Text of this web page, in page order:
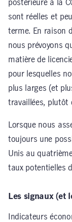
postérieure à la
sont réelles et
terme. En raison
nous prévoyons
matière de
pour lesquelles
plus larges (et
travaillées, plutôt
Lorsque nous
toujours une
Unis au
taux potentielles
Les signaux (et
Indicateurs